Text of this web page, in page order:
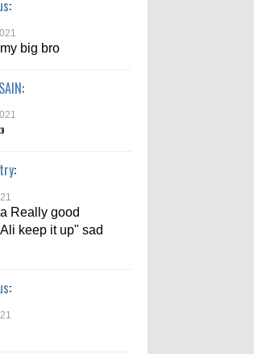
:
big bro
:
:
Really good
keep it up" sad
: